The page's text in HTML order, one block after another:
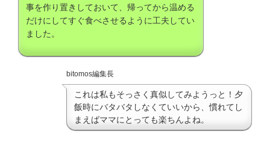
事を作り置きしておいて、帰ってから温める
だけにしてすぐ食べさせるように工夫してい
ました。
bitomos編集長
これは私もそっさく真似してみようっと！夕
飯時にバタバタしなくていいから、慣れてし
まえばママにとっても楽ちんよね。